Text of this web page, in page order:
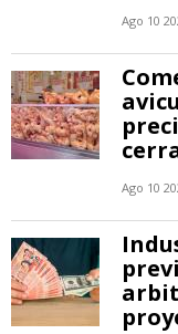
Ago 10
Ago 10